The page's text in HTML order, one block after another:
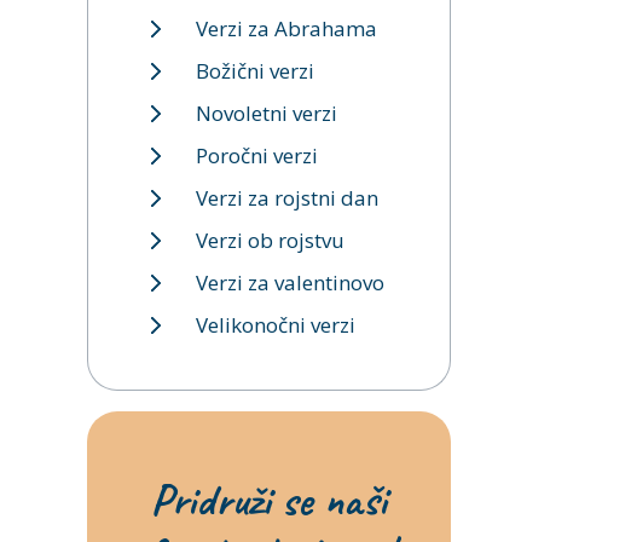
Verzi za Abrahama
Božični verzi
Novoletni verzi
Poročni verzi
Verzi za rojstni dan
Verzi ob rojstvu
Verzi za valentinovo
Velikonočni verzi
Pridruži se naši